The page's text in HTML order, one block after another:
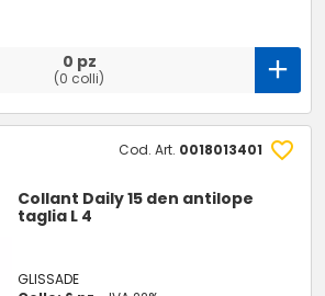
0 pz
(0 colli)
Cod. Art. 0018013401
Collant Daily 15 den antilope
taglia L 4
GLISSADE